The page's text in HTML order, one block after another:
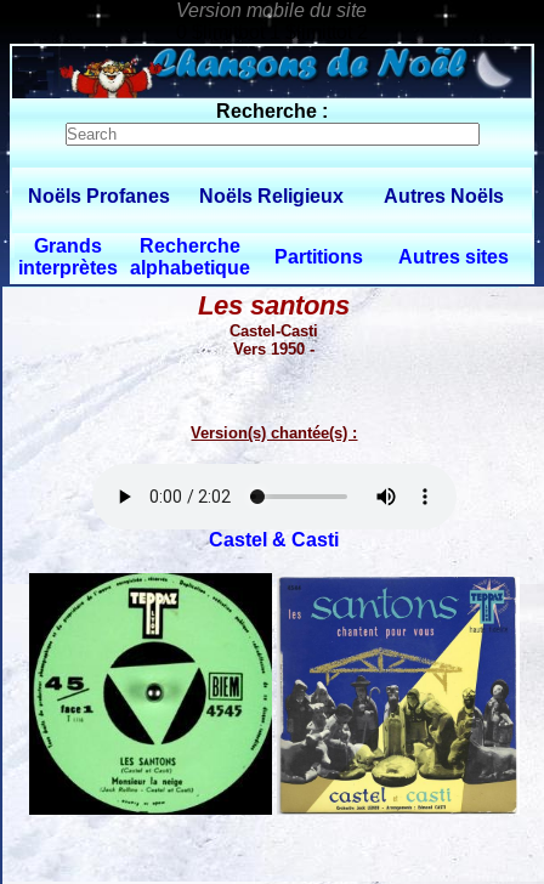
0 $limitbot 1 $limittot 2
Recherche :
Noëls Profanes Noëls Religieux Autres Noëls
Grands
interprètes
Recherche
alphabetique
Partitions Autres sites
Les santons
Castel-Casti
Vers 1950 -
Version(s) chantée(s) :
Castel & Casti